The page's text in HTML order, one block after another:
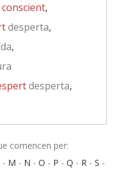
conscient,
desperta,
,
desperta,
comencen per:
- M - N - O - P - Q - R - S -